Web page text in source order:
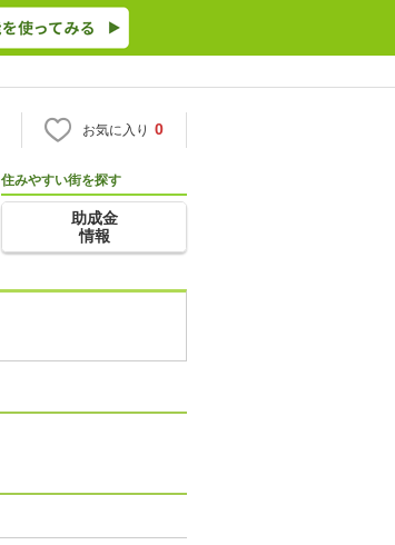
お気に入り 0
住みやすい街を探す
助成金
情報